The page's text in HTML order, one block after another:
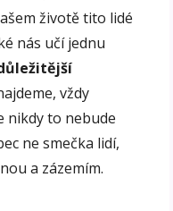
životě tito lidé
nás učí jednu
vždy
nikdy to nebude
ne smečka lidí,
a zázemím.